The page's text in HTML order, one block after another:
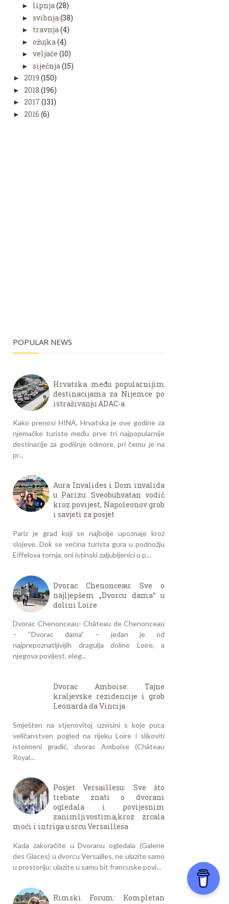
► lipnja(28)
► svibnja (38)
► travnja(4)
► ožujka (4)
► veljače (10)
► siječnja (15)
► 2019 (150)
► 2018 (196)
► 2017 (131)
► 2016 (6)
POPULAR NEWS
Hrvatska među popularnijim
destinacijama za Nijemce po
istraživanju ADAC-a
Kako prenosi HINA, Hrvatska je ove godine za
njemačke turiste među prve tri najpopularnije
destinacije za godišnje odmore, pri čemu je na
pr...
Aura Invalides i Dom invalida
u Parizu: Sveobuhvatan vodič
kroz povijest, Napoleonov grob
i savjeti za posjet
Pariz je grad koji se najbolje upoznaje kroz
slojeve. Dok se većina turista gura u podnožju
Eiffelova tornja, oni istinski zaljubljenici u p...
Dvorac Chenonceau: Sve o
najljepšem „Dvorcu dama“ u
dolini Loire
Dvorac Chenonceau- Château de Chenonceau
– “Dvorac dama” – jedan je od
najprepoznatljivijih dragulja doline Loire, a
njegova povijest, eleg...
Dvorac Amboise: Tajne
kraljevske rezidencije i grob
Leonarda da Vincija
Smješten na stjenovitoj uzvisini s koje puca
veličanstven pogled na rijeku Loire i slikoviti
istoimeni gradić, dvorac Amboise (Château
Royal...
Posjet Versaillesu: Sve što
trebate znati o dvorani
ogledala i povijesnim
zanimljivostima,kroz zrcala
moći i intriga u srcu Versaillesa
Kada zakoračite u Dvoranu ogledala (Galerie
des Glaces) u dvorcu Versailles, ne ulazite samo
u prostoriju; ulazite u samu bit francuske povi...
Rimski Forum: Kompletan